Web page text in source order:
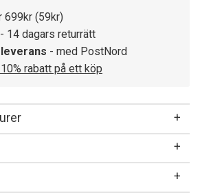
699kr (59kr)
- 14 dagars returrätt
- med PostNord
rabatt på ett köp